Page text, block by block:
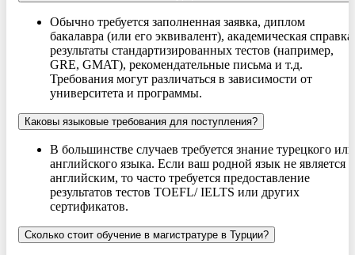
Обычно требуется заполненная заявка, диплом
бакалавра (или его эквивалент), академическая справка,
результаты стандартизированных тестов (например,
GRE, GMAT), рекомендательные письма и т.д.
Требования могут различаться в зависимости от
университета и программы.
Каковы языковые требования для поступления?
В большинстве случаев требуется знание турецкого или
английского языка. Если ваш родной язык не является
английским, то часто требуется предоставление
результатов тестов TOEFL/ IELTS или других
сертификатов.
Сколько стоит обучение в магистратуре в Турции?